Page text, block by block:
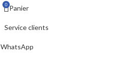
0 Panier
Service clients
WhatsApp